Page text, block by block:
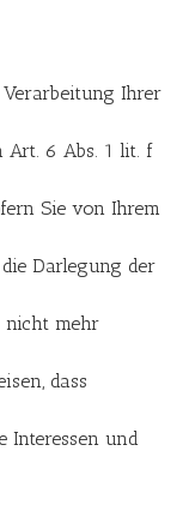
Ihrer
Art. 6 Abs. 1 lit. f
Sie von Ihrem
Darlegung der
nicht mehr
dass
Interessen und